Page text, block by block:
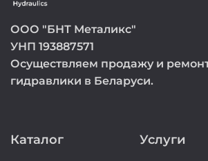
ООО "БНТ Металикс"
УНП 193887571
Осуществляем продажу и
гидравлики в Беларуси.
Каталог Услуги